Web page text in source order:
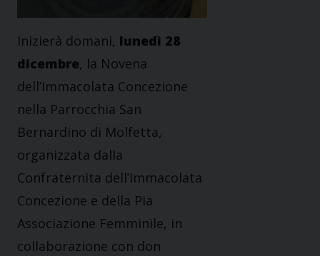
Inizierà domani, lunedì 28
dicembre, la Novena
dell’Immacolata Concezione
nella Parrocchia San
Bernardino di Molfetta,
organizzata dalla
Confraternita dell’Immacolata
Concezione e della Pia
Associazione Femminile, in
collaborazione con don